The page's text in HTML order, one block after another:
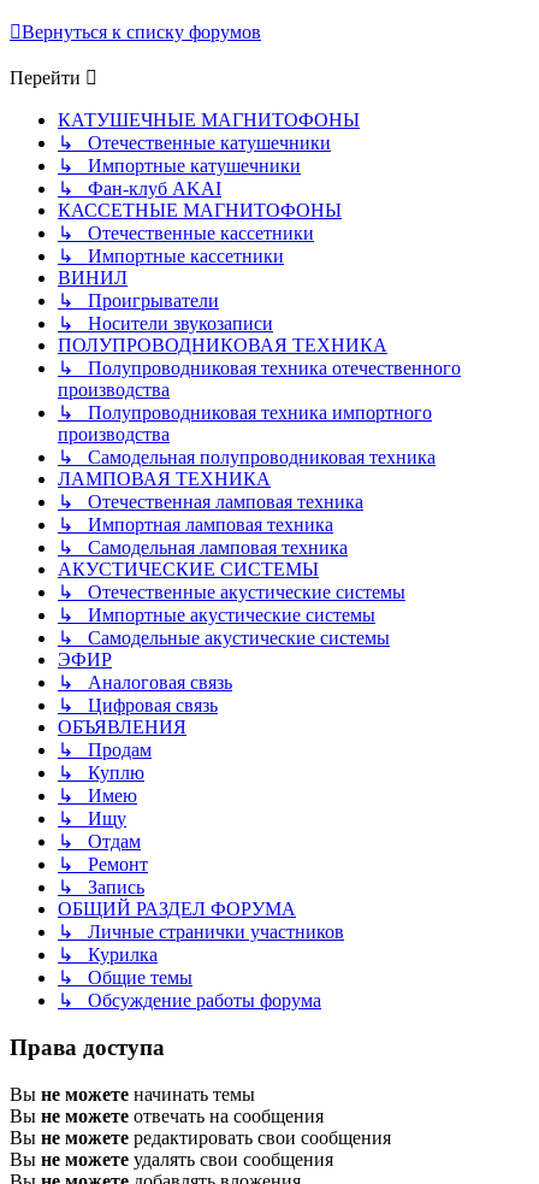
Вернуться к списку форумов
Перейти
КАТУШЕЧНЫЕ МАГНИТОФОНЫ
↳ Отечественные катушечники
↳ Импортные катушечники
↳ Фан-клуб AKAI
КАССЕТНЫЕ МАГНИТОФОНЫ
↳ Отечественные кассетники
↳ Импортные кассетники
ВИНИЛ
↳ Проигрыватели
↳ Носители звукозаписи
ПОЛУПРОВОДНИКОВАЯ ТЕХНИКА
↳ Полупроводниковая техника отечественного
производства
↳ Полупроводниковая техника импортного
производства
↳ Самодельная полупроводниковая техника
ЛАМПОВАЯ ТЕХНИКА
↳ Отечественная ламповая техника
↳ Импортная ламповая техника
↳ Самодельная ламповая техника
АКУСТИЧЕСКИЕ СИСТЕМЫ
↳ Отечественные акустические системы
↳ Импортные акустические системы
↳ Самодельные акустические системы
ЭФИР
↳ Аналоговая связь
↳ Цифровая связь
ОБЪЯВЛЕНИЯ
↳ Продам
↳ Куплю
↳ Имею
↳ Ищу
↳ Отдам
↳ Ремонт
↳ Запись
ОБЩИЙ РАЗДЕЛ ФОРУМА
↳ Личные странички участников
↳ Курилка
↳ Общие темы
↳ Обсуждение работы форума
Права доступа
Вы не можете начинать темы
Вы не можете отвечать на сообщения
Вы не можете редактировать свои сообщения
Вы не можете удалять свои сообщения